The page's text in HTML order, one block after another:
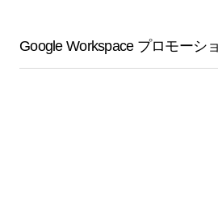
Google Workspace プロモーシ